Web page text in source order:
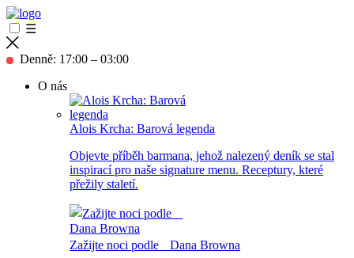
☰
Denně: 17:00 – 03:00
O nás
Alois Krcha: Barová legenda
Objevte příběh barmana, jehož nalezený deník se stal
inspirací pro naše signature menu. Receptury, které
přežily staletí.
Zažijte noci podle Dana Browna